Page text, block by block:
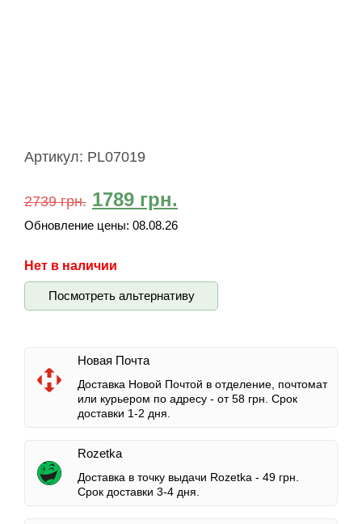
Артикул: PL07019
2739грн. 1789 грн.
Обновление цены: 08.08.26
Нет в наличии
Посмотреть альтернативу
Новая Почта
Доставка Новой Почтой в отделение, почтомат
или курьером по адресу - от 58 грн. Срок
доставки 1-2 дня.
Rozetka
Доставка в точку выдачи Rozetka - 49 грн.
Срок доставки 3-4 дня.